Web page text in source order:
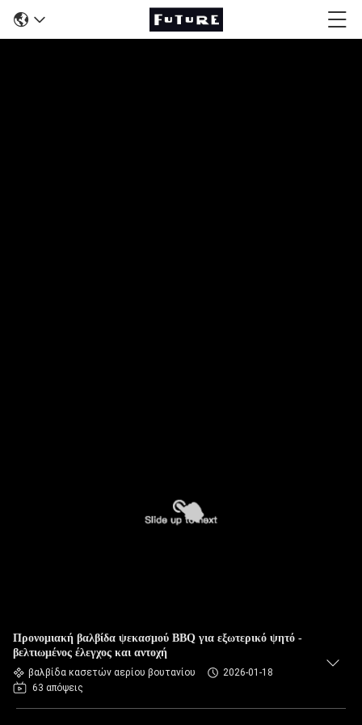
Προνομιακή βαλβίδα ψεκασμού BBQ για εξωτερικό ψητό -
βελτιωμένος έλεγχος και αντοχή
βαλβίδα κασετών αερίου βουτανίου
2026-01-18
63 απόψεις